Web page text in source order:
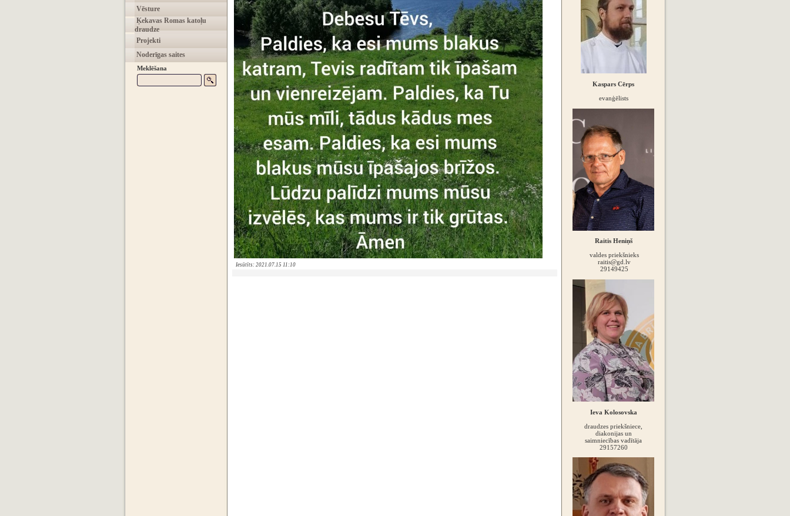
Vēsture
Ķekavas Romas katoļu
draudze
Projekti
Noderīgas saites
Meklēšana
Iesūtīts: 2021.07.15 11:10
Kaspars Cērps
evanģēlists
Raitis Heniņš
valdes priekšnieks
raitis@gd.lv
29149425
Ieva Kolosovska
draudzes priekšniece,
diakonijas un
saimniecības vadītāja
29157260